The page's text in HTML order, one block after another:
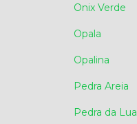
Onix Verde
Opala
Opalina
Pedra Areia
Pedra da Lua